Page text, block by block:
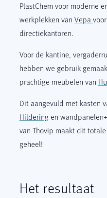
PlastChem voor moderne
werkplekken van Vepa
directiekantoren.
Voor de kantine,
hebben we gebruik
prachtige meubelen van
Dit aangevuld met kasten
Hildering en
van Thovip maakt dit
geheel!
Het resultaat